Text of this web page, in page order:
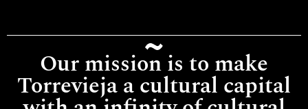
Our mission is to make
Torrevieja a cultural capital